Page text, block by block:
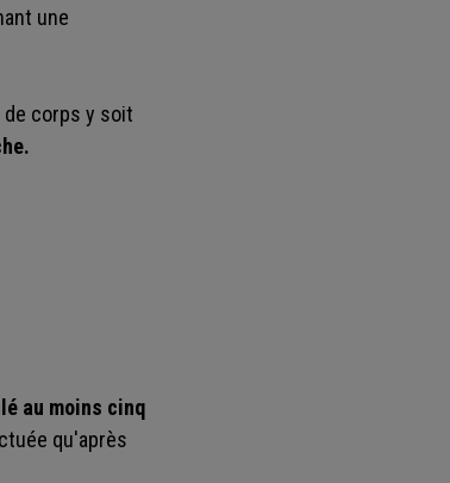
une
de corps y soit
au moins cinq
qu'après